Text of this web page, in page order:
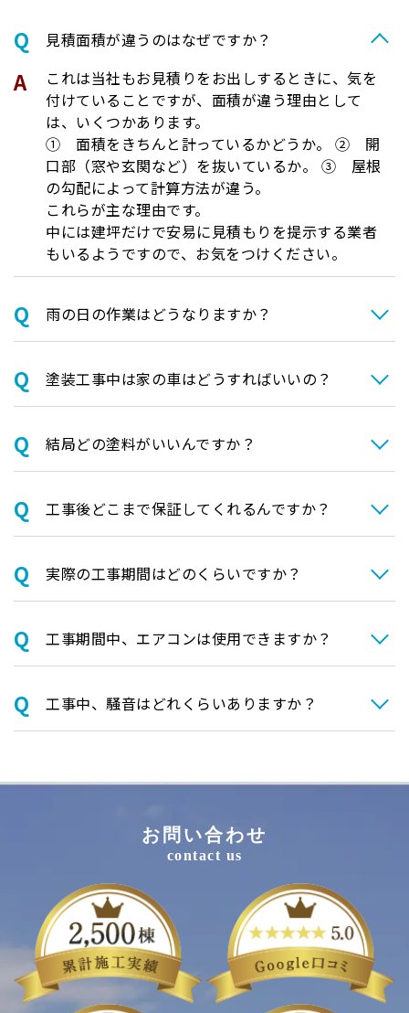
⾒積⾯積が違うのはなぜですか？
これは当社もお見積りをお出しするときに、気を
付けていることですが、面積が違う理由として
は、いくつかあります。
① 面積をきちんと計っているかどうか。 ② 開
口部（窓や玄関など）を抜いているか。 ③ 屋根
の勾配によって計算方法が違う。
これらが主な理由です。
中には建坪だけで安易に見積もりを提示する業者
もいるようですので、お気をつけください。
⾬の日の作業はどうなりますか？
塗装⼯事中は家の⾞はどうすればいいの？
結局どの塗料がいいんですか？
⼯事後どこまで保証してくれるんですか？
実際の⼯事期間はどのくらいですか？
⼯事期間中、エアコンは使⽤できますか？
⼯事中、騒⾳はどれくらいありますか？
お問い合わせ
contact us